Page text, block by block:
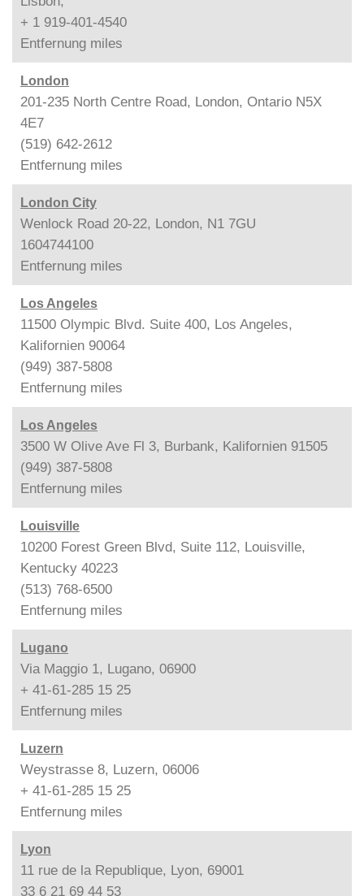
+ 1 919-401-4540
Entfernung miles
London
201-235 North Centre Road, London, Ontario N5X
4E7
(519) 642-2612
Entfernung miles
London City
Wenlock Road 20-22, London, N1 7GU
1604744100
Entfernung miles
Los Angeles
11500 Olympic Blvd. Suite 400, Los Angeles,
Kalifornien 90064
(949) 387-5808
Entfernung miles
Los Angeles
3500 W Olive Ave Fl 3, Burbank, Kalifornien 91505
(949) 387-5808
Entfernung miles
Louisville
10200 Forest Green Blvd, Suite 112, Louisville,
Kentucky 40223
(513) 768-6500
Entfernung miles
Lugano
Via Maggio 1, Lugano, 06900
+ 41-61-285 15 25
Entfernung miles
Luzern
Weystrasse 8, Luzern, 06006
+ 41-61-285 15 25
Entfernung miles
Lyon
11 rue de la Republique, Lyon, 69001
33 6 21 69 44 53